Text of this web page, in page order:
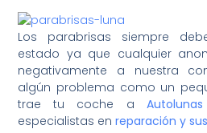
Los parabrisas siempre
estado ya que cualquier
negativamente a nuestra
algún problema como un
trae tu coche a
especialistas enreparación y